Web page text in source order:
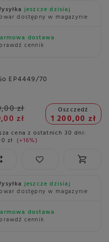
jeszcze dzisiaj
dostępny w magazynie
dostawa
cennik
EP4449/70
zł
zł
Oszczedź
1 200,00 zł
cena z ostatnich 30 dni:
zł +16%
jeszcze dzisiaj
dostępny w magazynie
dostawa
cennik